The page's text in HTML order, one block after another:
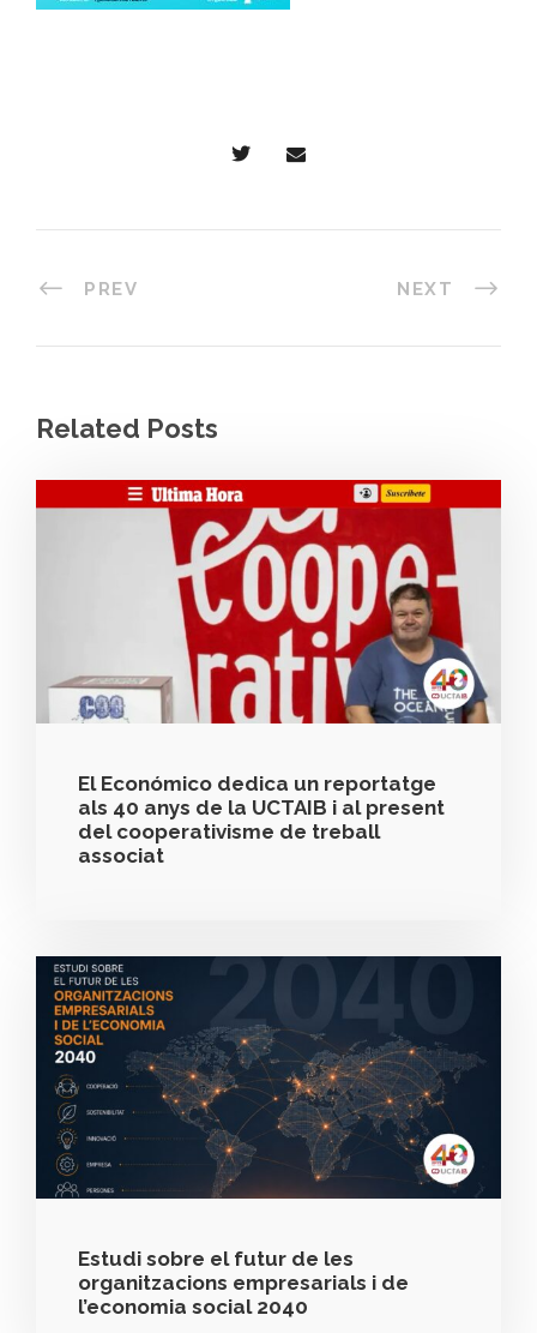
PREV NEXT
Related Posts
El Económico dedica un reportatge
als 40 anys de la UCTAIB i al present
del cooperativisme de treball
associat
Estudi sobre el futur de les
organitzacions empresarials i de
l’economia social 2040